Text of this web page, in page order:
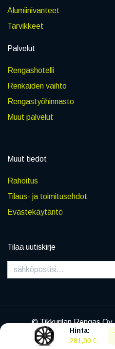
Hinta:
281,00 €
Alumiinivanteet
Tarvikkeet
Palvelut
Rengashotelli
Renkaiden vaihto
Rengastyöhinnasto
Muut palvelut
Muut tiedot
Rahoitus
Tilaus- ja toimitusehdot
Evästekäytäntö
Tilaa uutiskirje
© Tikkurilan Rengas
|